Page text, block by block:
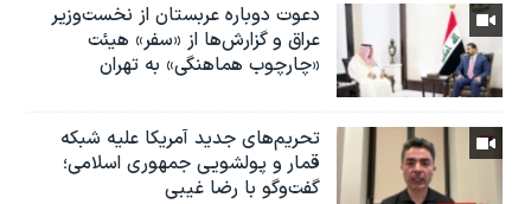
دعوت دوباره عربستان از نخست‌وزیر
عراق و گزارش‌ها از «سفر» هیئت
«چارچوب هماهنگی» به تهران
تحریم‌های جدید آمریکا علیه شبکه
قمار و پولشویی جمهوری اسلامی؛
گفت‌وگو با رضا غیبی